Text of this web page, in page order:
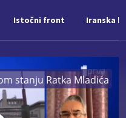
Istočni front Iranska
stanju Ratka Mladića